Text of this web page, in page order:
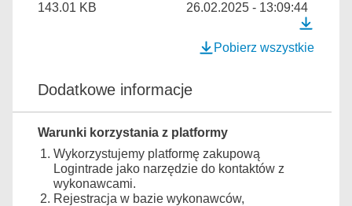
143.01 KB
26.02.2025 - 13:09:44
Pobierz wszystkie
Dodatkowe informacje
Warunki korzystania z platformy
Wykorzystujemy platformę zakupową
Logintrade jako narzędzie do kontaktów z
wykonawcami.
Rejestracja w bazie wykonawców,